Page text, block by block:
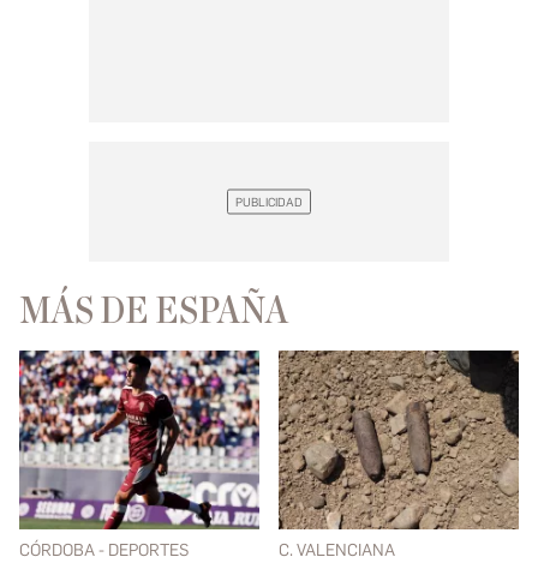
MÁS DE ESPAÑA
CÓRDOBA - DEPORTES C. VALENCIANA